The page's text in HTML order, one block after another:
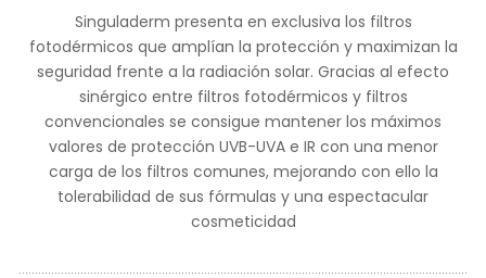
Singuladerm presenta en exclusiva los filtros
fotodérmicos que amplían la protección y maximizan la
seguridad frente a la radiación solar. Gracias al efecto
sinérgico entre filtros fotodérmicos y filtros
convencionales se consigue mantener los máximos
valores de protección UVB-UVA e IR con una menor
carga de los filtros comunes, mejorando con ello la
tolerabilidad de sus fórmulas y una espectacular
cosmeticidad